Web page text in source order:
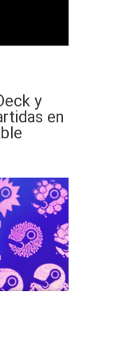
y
en